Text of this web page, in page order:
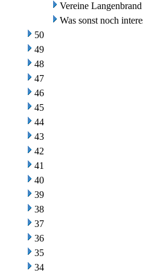
Vereine Langenbrand
Was sonst noch
50
49
48
47
46
45
44
43
42
41
40
39
38
37
36
35
34